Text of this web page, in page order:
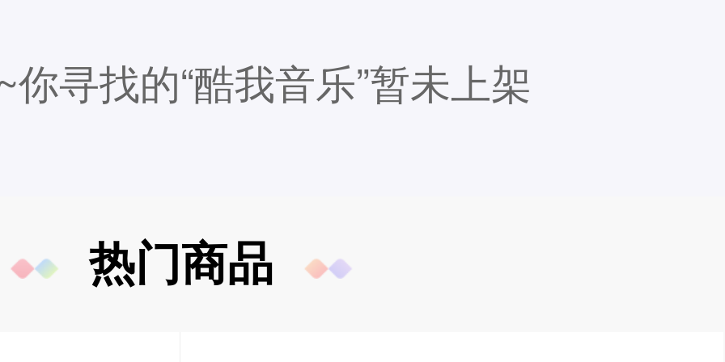
你寻找的“酷我音乐”暂未上架
热门商品